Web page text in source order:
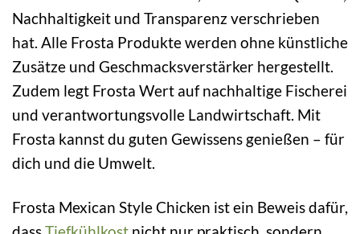
Nachhaltigkeit und Transparenz verschrieben
hat. Alle Frosta Produkte werden ohne künstliche
Zusätze und Geschmacksverstärker hergestellt.
Zudem legt Frosta Wert auf nachhaltige Fischerei
und verantwortungsvolle Landwirtschaft. Mit
Frosta kannst du guten Gewissens genießen – für
dich und die Umwelt.
Frosta Mexican Style Chicken ist ein Beweis dafür,